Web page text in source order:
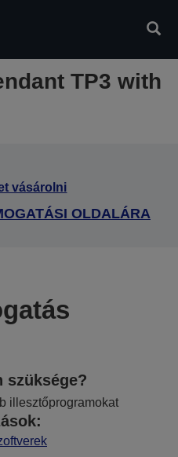
TP3 with
vásárolni
OLDALÁRA
szüksége?
illesztőprogramokat